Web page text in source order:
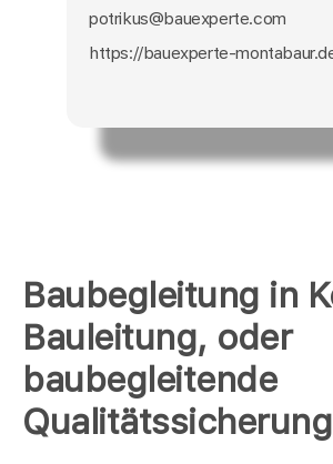
Baubegleitung in
Bauleitung, oder
baubegleitende
Qualitätssicherung
potrikus@bauexperte.com
https://bauexperte-